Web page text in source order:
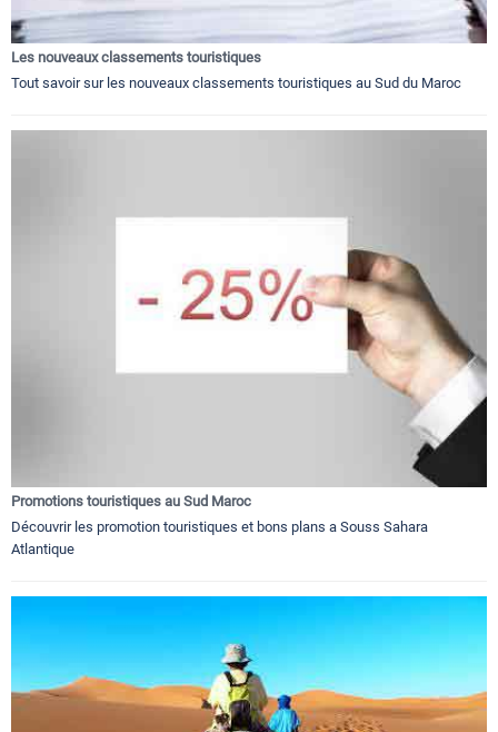
Les nouveaux classements touristiques
Tout savoir sur les nouveaux classements touristiques au Sud du Maroc
Promotions touristiques au Sud Maroc
Découvrir les promotion touristiques et bons plans a Souss Sahara
Atlantique